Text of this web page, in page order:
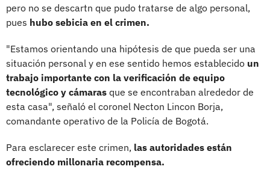
pero no se descartn que pudo tratarse de algo personal,
pues hubo sebicia en el crimen.
"Estamos orientando una hipótesis de que pueda ser una
situación personal y en ese sentido hemos establecido un
trabajo importante con la verificación de equipo
tecnológico y cámaras que se encontraban alrededor de
esta casa", señaló el coronel Necton Lincon Borja,
comandante operativo de la Policía de Bogotá.
Para esclarecer este crimen, las autoridades están
ofreciendo millonaria recompensa.